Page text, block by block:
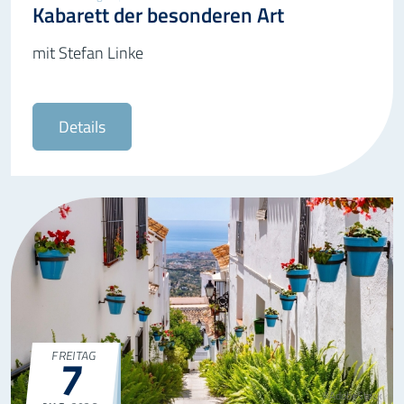
Kabarett der besonderen Art
mit Stefan Linke
Details
©AdobeStock
FREITAG
7